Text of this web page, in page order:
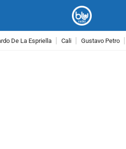
De La Espriella Cali Gustavo Petro